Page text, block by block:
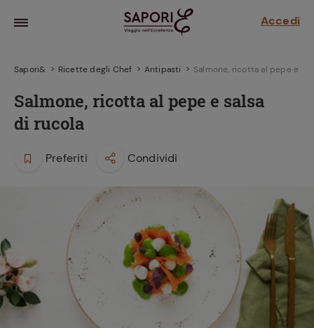
Accedi
e
ricetta
il
sensi di
Sapori& Ricette degli Chef Antipasti Salmone, ricotta al pepe e
Salmone, ricotta al pepe e salsa
di rucola
Preferiti Condividi